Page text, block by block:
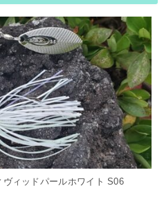
ィッドパールホワイト S06